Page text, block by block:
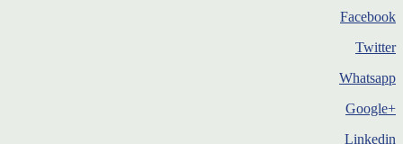
Facebook
Twitter
Whatsapp
+Google
Linkedin